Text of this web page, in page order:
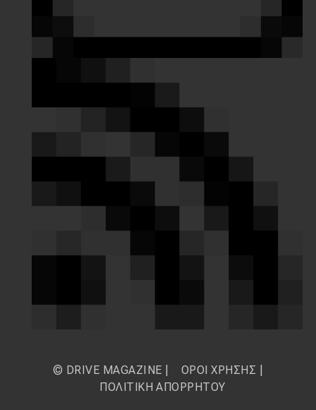
© DRIVE MAGAZINE | ΟΡΟΙ ΧΡΗΣΗΣ
ΠΟΛΙΤΙΚΗ ΑΠΟΡΡΗΤΟΥ